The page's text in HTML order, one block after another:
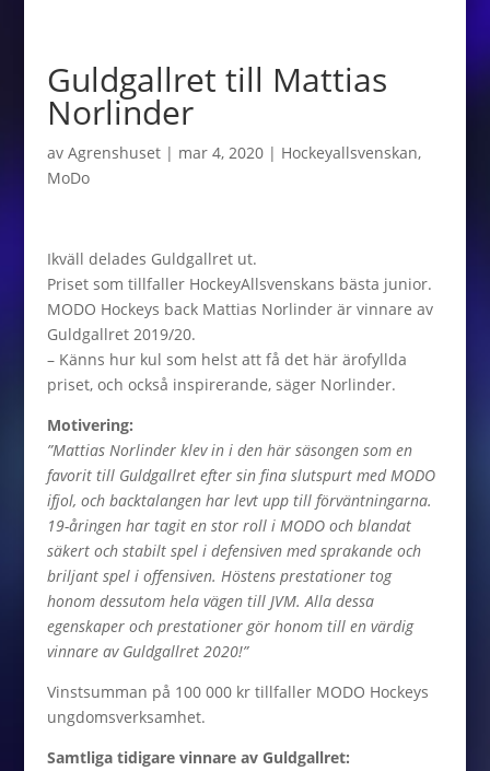
Guldgallret till Mattias
Norlinder
av Agrenshuset| mar 4, 2020| Hockeyallsvenskan,
MoDo
Ikväll delades Guldgallret ut.
Priset som tillfaller HockeyAllsvenskans bästa junior.
MODO Hockeys back Mattias Norlinder är vinnare av
Guldgallret 2019/20.
– Känns hur kul som helst att få det här ärofyllda
priset, och också inspirerande, säger Norlinder.
Motivering:
”Mattias Norlinder klev in i den här säsongen som en
favorit till Guldgallret efter sin fina slutspurt med MODO
ifjol, och backtalangen har levt upp till förväntningarna.
19-åringen har tagit en stor roll i MODO och blandat
säkert och stabilt spel i defensiven med sprakande och
briljant spel i offensiven. Höstens prestationer tog
honom dessutom hela vägen till JVM. Alla dessa
egenskaper och prestationer gör honom till en värdig
vinnare av Guldgallret 2020!”
Vinstsumman på 100 000 kr tillfaller MODO Hockeys
ungdomsverksamhet.
Samtliga tidigare vinnare av Guldgallret: